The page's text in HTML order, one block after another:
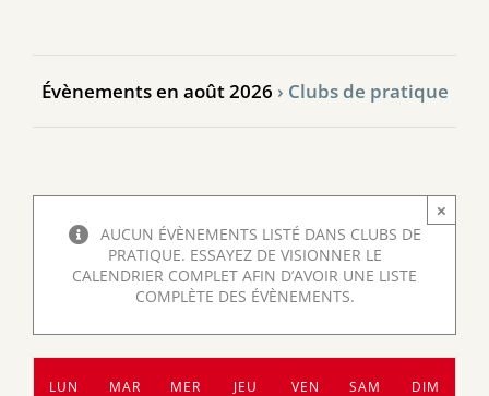
Évènements en août 2026 › Clubs de pratique
×
AUCUN ÉVÈNEMENTS LISTÉ DANS CLUBS DE
PRATIQUE. ESSAYEZ DE VISIONNER LE
CALENDRIER COMPLET AFIN D’AVOIR UNE LISTE
COMPLÈTE DES ÉVÈNEMENTS.
LUN MAR MER JEU VEN SAM DIM